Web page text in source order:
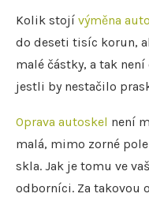
Kolik stojí výměna
do deseti tisíc korun,
malé částky, a tak
jestli by nestačilo
Oprava autoskel není
malá, mimo zorné
skla. Jak je tomu ve
odborníci. Za takovou